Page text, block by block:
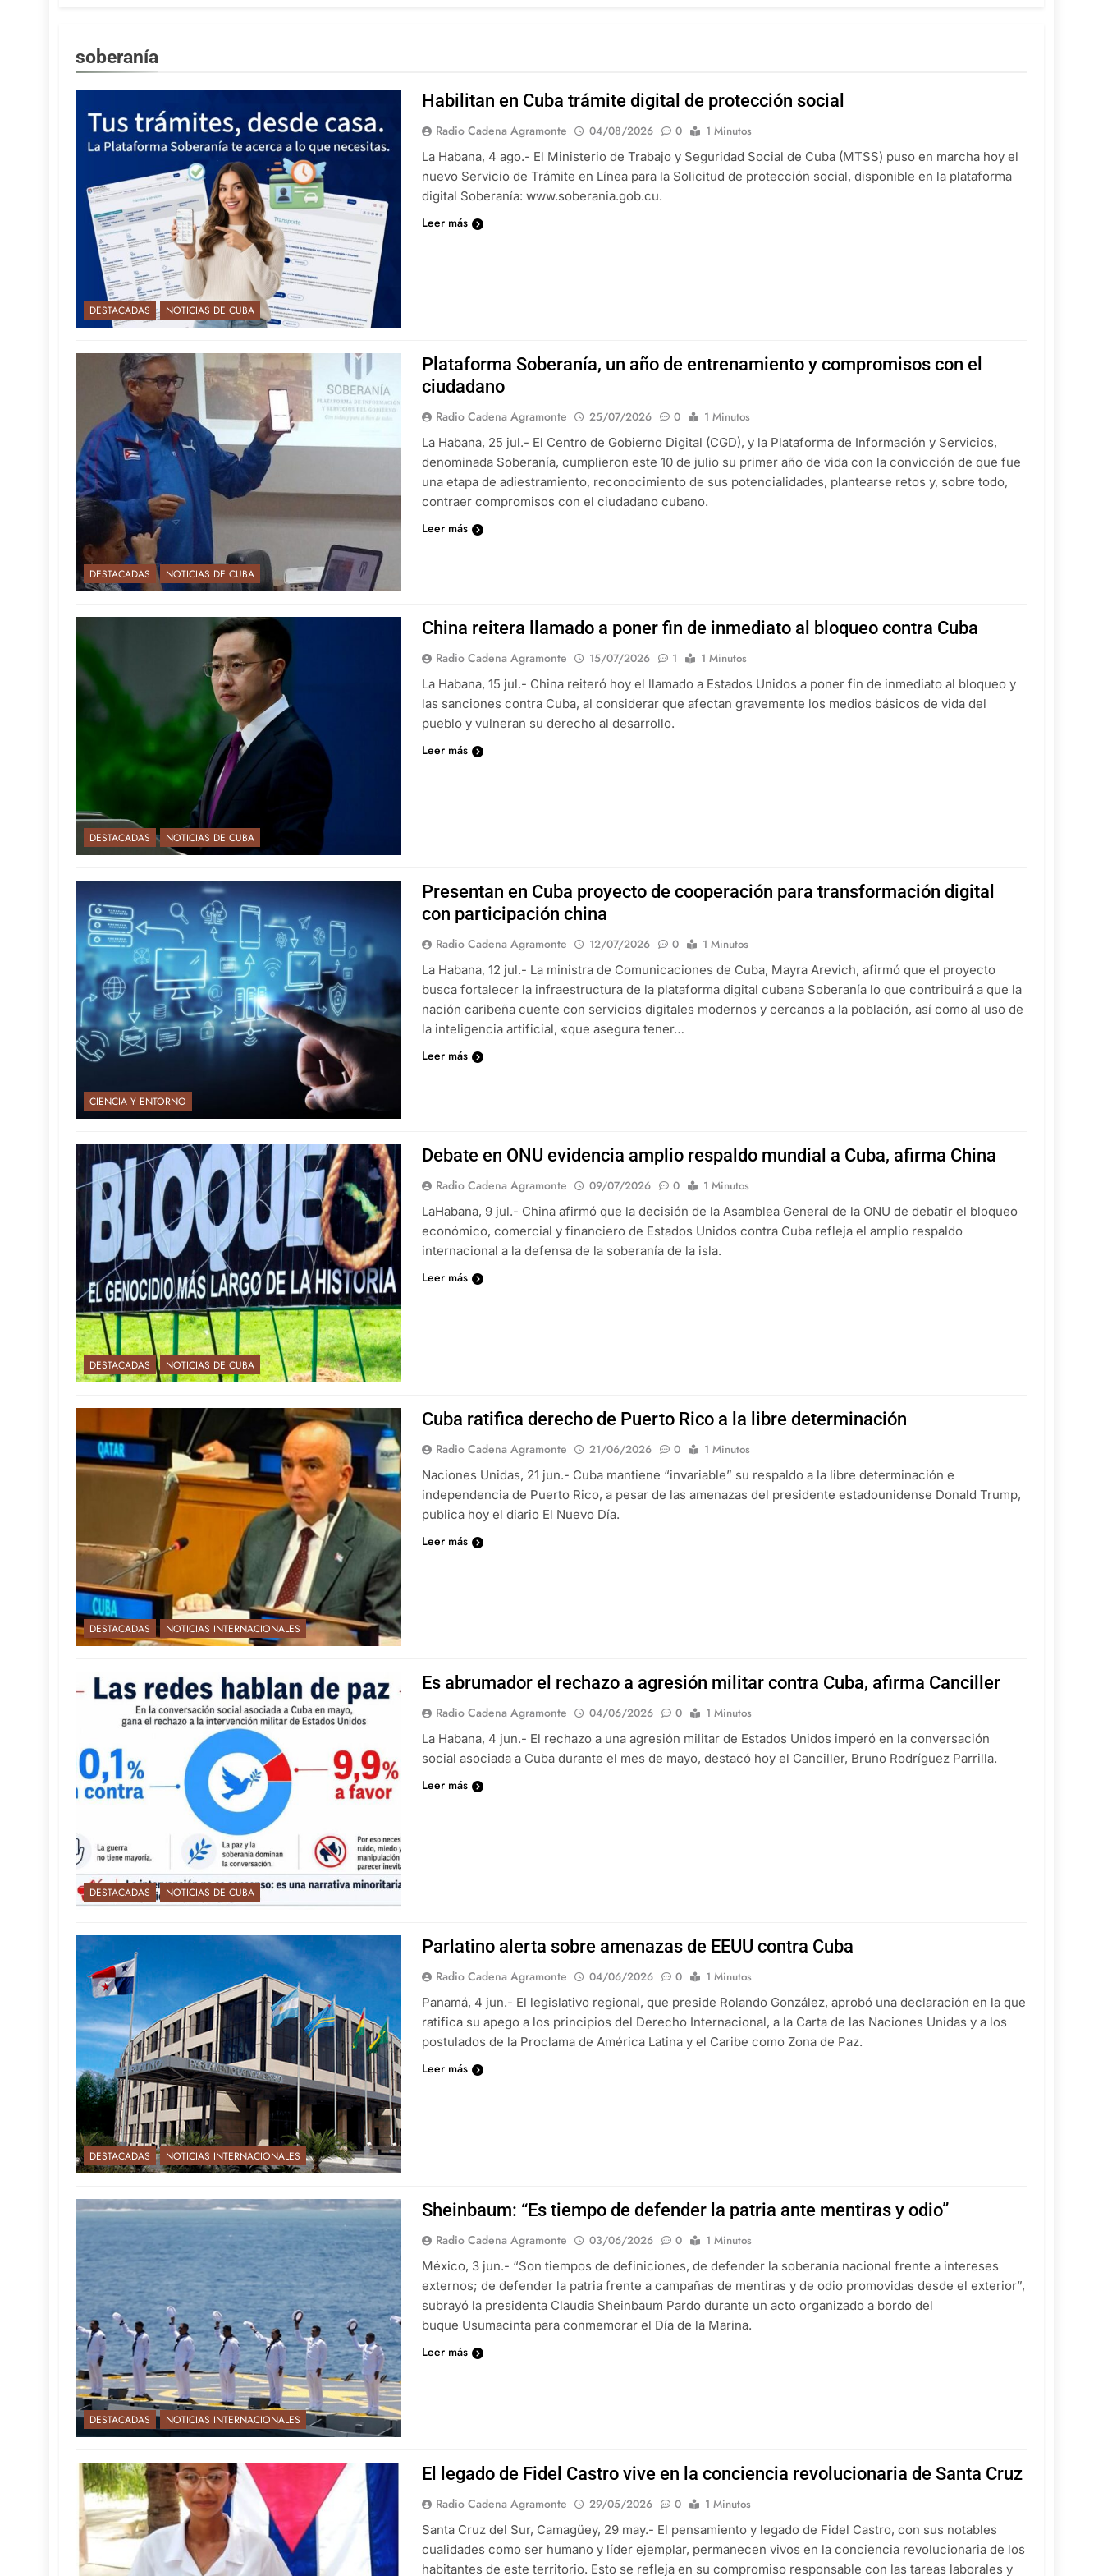
soberanía
DESTACADAS NOTICIAS DE CUBA
Habilitan en Cuba trámite digital de protección social
Radio Cadena Agramonte 04/08/2026 0
1 Minutos
La Habana, 4 ago.- El Ministerio de Trabajo y Seguridad Social de Cuba (MTSS) puso en marcha hoy el
nuevo Servicio de Trámite en Línea para la Solicitud de protección social, disponible en la plataforma
digital Soberanía: www.soberania.gob.cu.
Leer más
DESTACADAS NOTICIAS DE CUBA
Plataforma Soberanía, un año de entrenamiento y compromisos con el
ciudadano
Radio Cadena Agramonte 25/07/2026 0
1 Minutos
La Habana, 25 jul.- El Centro de Gobierno Digital (CGD), y la Plataforma de Información y Servicios,
denominada Soberanía, cumplieron este 10 de julio su primer año de vida con la convicción de que fue
una etapa de adiestramiento, reconocimiento de sus potencialidades, plantearse retos y, sobre todo,
contraer compromisos con el ciudadano cubano.
Leer más
DESTACADAS NOTICIAS DE CUBA
China reitera llamado a poner fin de inmediato al bloqueo contra Cuba
Radio Cadena Agramonte 15/07/2026 1
1 Minutos
La Habana, 15 jul.- China reiteró hoy el llamado a Estados Unidos a poner fin de inmediato al bloqueo y
las sanciones contra Cuba, al considerar que afectan gravemente los medios básicos de vida del
pueblo y vulneran su derecho al desarrollo.
Leer más
CIENCIA Y ENTORNO
Presentan en Cuba proyecto de cooperación para transformación digital
con participación china
Radio Cadena Agramonte 12/07/2026 0
1 Minutos
La Habana, 12 jul.- La ministra de Comunicaciones de Cuba, Mayra Arevich, afirmó que el proyecto
busca fortalecer la infraestructura de la plataforma digital cubana Soberanía lo que contribuirá a que la
nación caribeña cuente con servicios digitales modernos y cercanos a la población, así como al uso de
la inteligencia artificial, «que asegura tener…
Leer más
DESTACADAS NOTICIAS DE CUBA
Debate en ONU evidencia amplio respaldo mundial a Cuba, afirma China
Radio Cadena Agramonte 09/07/2026 0
1 Minutos
LaHabana, 9 jul.- China afirmó que la decisión de la Asamblea General de la ONU de debatir el bloqueo
económico, comercial y financiero de Estados Unidos contra Cuba refleja el amplio respaldo
internacional a la defensa de la soberanía de la isla.
Leer más
DESTACADAS NOTICIAS INTERNACIONALES
Cuba ratifica derecho de Puerto Rico a la libre determinación
Radio Cadena Agramonte 21/06/2026 0
1 Minutos
Naciones Unidas, 21 jun.- Cuba mantiene “invariable” su respaldo a la libre determinación e
independencia de Puerto Rico, a pesar de las amenazas del presidente estadounidense Donald Trump,
publica hoy el diario El Nuevo Día.
Leer más
DESTACADAS NOTICIAS DE CUBA
Es abrumador el rechazo a agresión militar contra Cuba, afirma Canciller
Radio Cadena Agramonte 04/06/2026 0
1 Minutos
La Habana, 4 jun.- El rechazo a una agresión militar de Estados Unidos imperó en la conversación
social asociada a Cuba durante el mes de mayo, destacó hoy el Canciller, Bruno Rodríguez Parrilla.
Leer más
DESTACADAS NOTICIAS INTERNACIONALES
Parlatino alerta sobre amenazas de EEUU contra Cuba
Radio Cadena Agramonte 04/06/2026 0
1 Minutos
Panamá, 4 jun.- El legislativo regional, que preside Rolando González, aprobó una declaración en la que
ratifica su apego a los principios del Derecho Internacional, a la Carta de las Naciones Unidas y a los
postulados de la Proclama de América Latina y el Caribe como Zona de Paz.
Leer más
DESTACADAS NOTICIAS INTERNACIONALES
Sheinbaum: “Es tiempo de defender la patria ante mentiras y odio”
Radio Cadena Agramonte 03/06/2026 0
1 Minutos
México, 3 jun.- “Son tiempos de definiciones, de defender la soberanía nacional frente a intereses
externos; de defender la patria frente a campañas de mentiras y de odio promovidas desde el exterior”,
subrayó la presidenta Claudia Sheinbaum Pardo durante un acto organizado a bordo del
buque Usumacinta para conmemorar el Día de la Marina.
Leer más
El legado de Fidel Castro vive en la conciencia revolucionaria de Santa Cruz
Radio Cadena Agramonte 29/05/2026 0
1 Minutos
Santa Cruz del Sur, Camagüey, 29 may.- El pensamiento y legado de Fidel Castro, con sus notables
cualidades como ser humano y líder ejemplar, permanecen vivos en la conciencia revolucionaria de los
habitantes de este territorio. Esto se refleja en su compromiso responsable con las tareas laborales y